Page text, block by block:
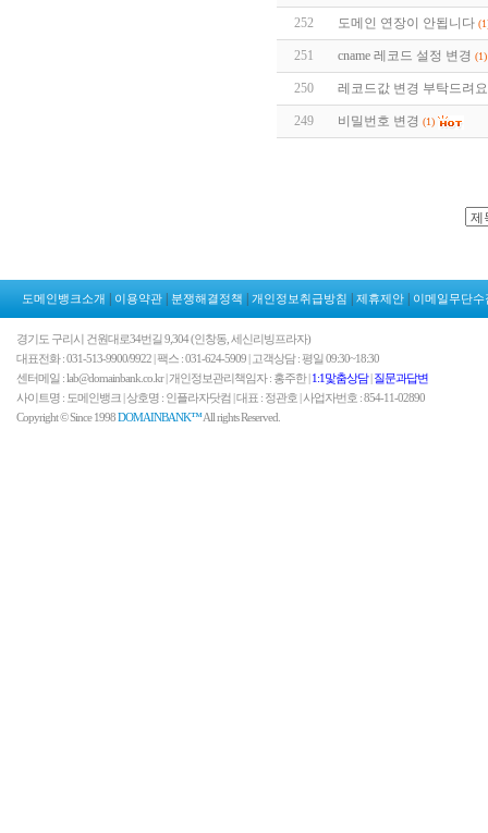
252 도메인 연장이 안됩니다
251 cname 레코드 설정 변경 (1)
250 레코드값 변경 부탁드려
249 비밀번호 변경 (1)
도메인뱅크소개 이용약관 분쟁해결정책 개인정보취급방침 제휴제안 이메일무단수
경기도 구리시 건원대로34번길 9,304 (인창동, 세신리빙프라자)
대표전화 : 031-513-9900/9922 | 팩스 : 031-624-5909 | 고객상담 : 평일 09:30~18:30
센터메일 : lab@domainbank.co.kr | 개인정보관리책임자 : 홍주한 |1:1맟춤상담|질문과답변
사이트명 : 도메인뱅크 | 상호명 : 인플라자닷컴 | 대표 : 정관호 | 사업자번호 : 854-11-02890
Copyright © Since 1998DOMAINBANK™All rights Reserved.